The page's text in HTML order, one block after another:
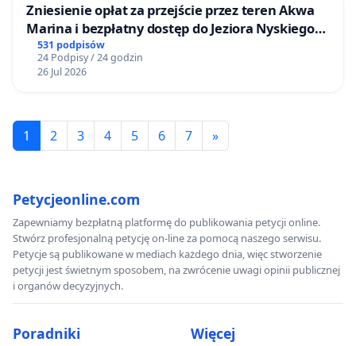
Zniesienie opłat za przejście przez teren Akwa
Marina i bezpłatny dostęp do Jeziora Nyskiego
dla mieszkańców Gminy Nysa
531 podpisów
24 Podpisy / 24 godzin
26 Jul 2026
1 2 3 4 5 6 7 »
Petycjeonline.com
Zapewniamy bezpłatną platformę do publikowania petycji online.
Stwórz profesjonalną petycję on-line za pomocą naszego serwisu.
Petycje są publikowane w mediach każdego dnia, więc stworzenie
petycji jest świetnym sposobem, na zwrócenie uwagi opinii publicznej
i organów decyzyjnych.
Poradniki Więcej